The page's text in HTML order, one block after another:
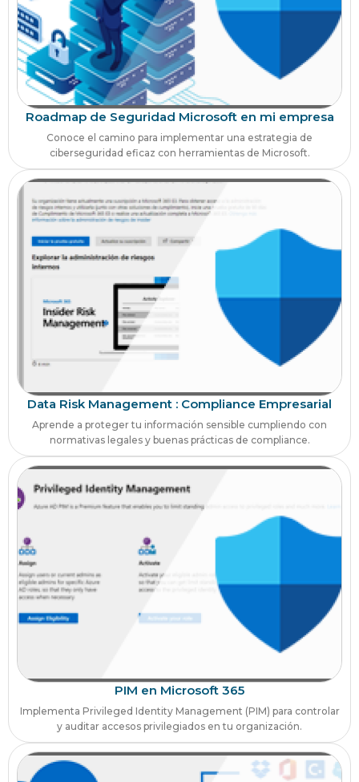
Roadmap de Seguridad Microsoft en mi empresa
Conoce el camino para implementar una estrategia de
ciberseguridad eficaz con herramientas de Microsoft.
Data Risk Management : Compliance Empresarial
Aprende a proteger tu información sensible cumpliendo con
normativas legales y buenas prácticas de compliance.
PIM en Microsoft 365
Implementa Privileged Identity Management (PIM) para controlar
y auditar accesos privilegiados en tu organización.